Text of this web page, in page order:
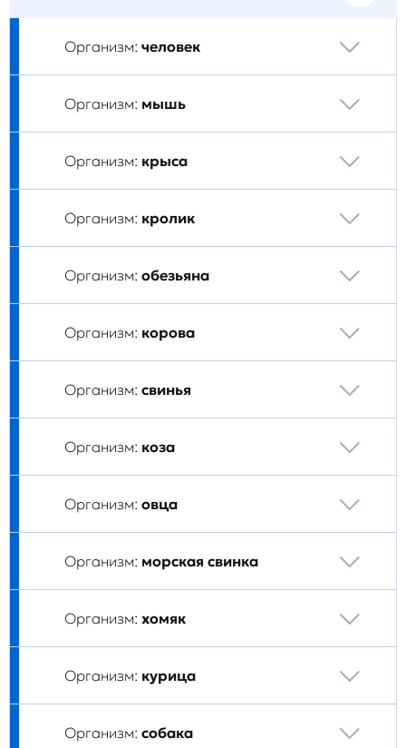
Организм: человек
Организм: мышь
Организм: крыса
Организм: кролик
Организм: обезьяна
Организм: корова
Организм: свинья
Организм: коза
Организм: овца
Организм: морская свинка
Организм: хомяк
Организм: курица
Организм: собака